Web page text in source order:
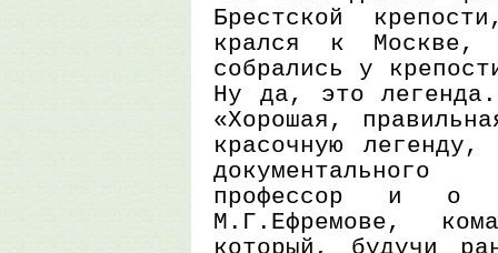
Брестской
крался к
собрались у
Ну да, это
«Хорошая,
красочную
профессор и о
М.Г.Ефремове,
который, будучи